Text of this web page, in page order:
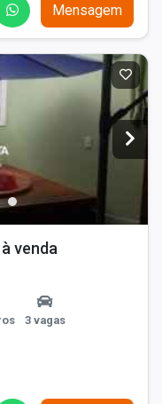
Mensagem
venda
3 vagas